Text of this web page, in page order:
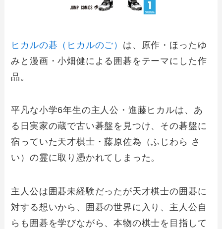
ヒカルの碁（ヒカルのご） は、原作・ほったゆ
みと漫画・小畑健による囲碁をテーマにした作
品。
平凡な小学6年生の主人公・進藤ヒカルは、あ
る日実家の蔵で古い碁盤を見つけ、その碁盤に
宿っていた天才棋士・藤原佐為（ふじわら さ
い）の霊に取り憑かれてしまった。
主人公は囲碁未経験だったが天才棋士の囲碁に
対する想いから、囲碁の世界に入り、主人公自
らも囲碁を学びながら、本物の棋士を目指して